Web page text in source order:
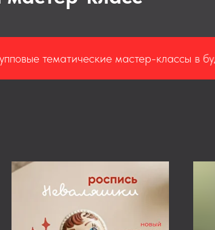
мастер-классы в будние дни